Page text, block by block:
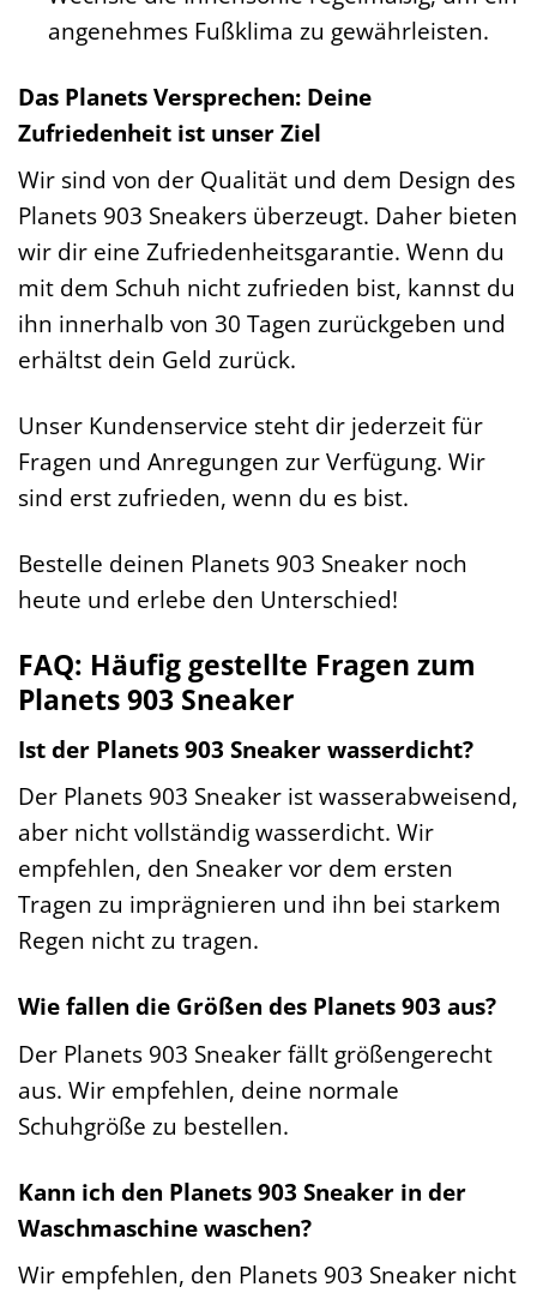
angenehmes Fußklima zu gewährleisten.
Das Planets Versprechen: Deine
Zufriedenheit ist unser Ziel
Wir sind von der Qualität und dem Design des
Planets 903 Sneakers überzeugt. Daher bieten
wir dir eine Zufriedenheitsgarantie. Wenn du
mit dem Schuh nicht zufrieden bist, kannst du
ihn innerhalb von 30 Tagen zurückgeben und
erhältst dein Geld zurück.
Unser Kundenservice steht dir jederzeit für
Fragen und Anregungen zur Verfügung. Wir
sind erst zufrieden, wenn du es bist.
Bestelle deinen Planets 903 Sneaker noch
heute und erlebe den Unterschied!
FAQ: Häufig gestellte Fragen zum
Planets 903 Sneaker
Ist der Planets 903 Sneaker wasserdicht?
Der Planets 903 Sneaker ist wasserabweisend,
aber nicht vollständig wasserdicht. Wir
empfehlen, den Sneaker vor dem ersten
Tragen zu imprägnieren und ihn bei starkem
Regen nicht zu tragen.
Wie fallen die Größen des Planets 903 aus?
Der Planets 903 Sneaker fällt größengerecht
aus. Wir empfehlen, deine normale
Schuhgröße zu bestellen.
Kann ich den Planets 903 Sneaker in der
Waschmaschine waschen?
Wir empfehlen, den Planets 903 Sneaker nicht